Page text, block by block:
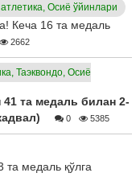
Осиё ўйинлари
Кеча 16 та медаль
2662
Таэквондо, Осиё
та медаль билан 2-
0 5385
медаль қўлга